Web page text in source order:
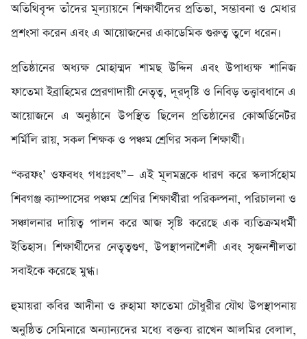
অতিথিবৃন্দ তাঁদের মূল্যায়নে শিক্ষার্থীদের প্রতিভা, সম্ভাবনা ও মেধার
প্রশংসা করেন এবং এ আয়োজনের একাডেমিক গুরুত্ব তুলে ধরেন।
প্রতিষ্ঠানের অধ্যক্ষ মোহাম্মদ শামছ উদ্দিন এবং উপাধ্যক্ষ শানিজ
ফাতেমা ইব্রাহিমের প্রেরণাদায়ী নেতৃত্ব, দূরদৃষ্টি ও নিবিড় তত্ত্বাবধানে এ
আয়োজনে এ অনুষ্ঠানে উপস্থিত ছিলেন প্রতিষ্ঠানের কোঅর্ডিনেটর
শর্মিলি রায়, সকল শিক্ষক ও পঞ্চম শ্রেণির সকল শিক্ষার্থী।
“করফং’ ওফবধং গধঃঃবৎ”— এই মূলমন্ত্রকে ধারণ করে স্কলার্সহোম
শিবগঞ্জ ক্যাম্পাসের পঞ্চম শ্রেণির শিক্ষার্থীরা পরিকল্পনা, পরিচালনা ও
সঞ্চালনার দায়িত্ব পালন করে আজ সৃষ্টি করেছে এক ব্যতিক্রমধর্মী
ইতিহাস। শিক্ষার্থীদের নেতৃত্বগুণ, উপস্থাপনাশৈলী এবং সৃজনশীলতা
সবাইকে করেছে মুগ্ধ।
হুমায়রা কবির আদীনা ও রুহামা ফাতেমা চৌধুরীর যৌথ উপস্থাপনায়
অনুষ্ঠিত সেমিনারে অন্যান্যদের মধ্যে বক্তব্য রাখেন আলমির বেলাল,